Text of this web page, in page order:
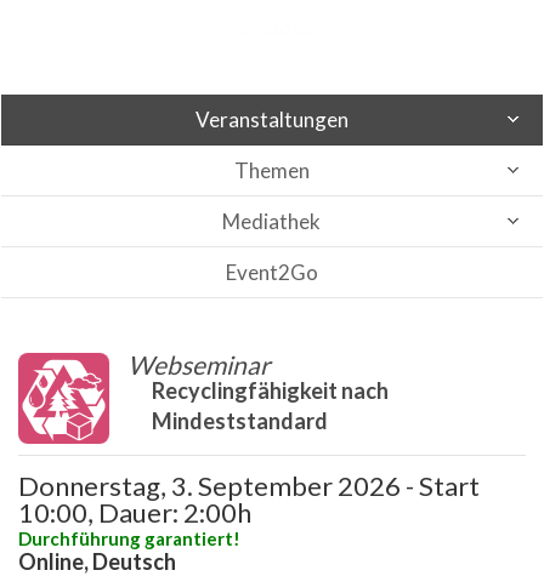
Veranstaltungen
Themen
Mediathek
Event2Go
Webseminar
Recyclingfähigkeit nach
Mindeststandard
Donnerstag, 3. September 2026 - Start
10:00, Dauer: 2:00h
Durchführung garantiert!
Online, Deutsch